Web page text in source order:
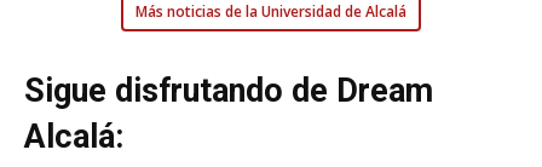
Más noticias de la Universidad de Alcalá
Sigue disfrutando de Dream
Alcalá: